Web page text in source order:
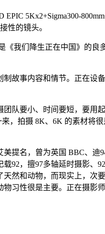
5Kx2+Sigma300-
性的镜头。
我们降生正在中国》的良
故事内容和情节。正在设
队要小、时间要短，要用
，拍摄 8K、6K 的素材将
提名，曾为英国 BBC、迪
92，擅97多轴延时摄影、
然和动物，而现实上，次
习性很是主要。正在摄影